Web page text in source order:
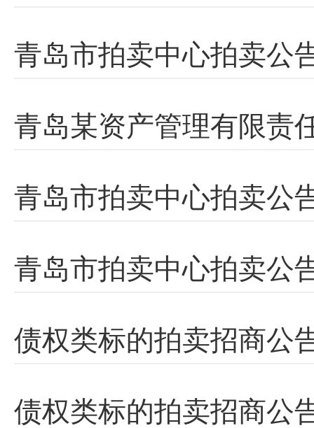
青岛市拍卖中心拍卖公
青岛某资产管理有限责
青岛市拍卖中心拍卖公
青岛市拍卖中心拍卖公
债权类标的拍卖招商公
债权类标的拍卖招商公